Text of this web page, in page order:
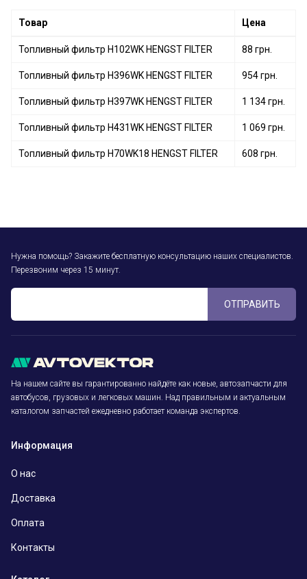
Товар Цена
Топливный фильтр H102WK HENGST FILTER 88 грн.
Топливный фильтр H396WK HENGST FILTER 954 грн.
Топливный фильтр H397WK HENGST FILTER 1 134 грн.
Топливный фильтр H431WK HENGST FILTER 1 069 грн.
Топливный фильтр H70WK18 HENGST FILTER 608 грн.
Нужна помощь? Закажите бесплатную консультацию наших специалистов.
Перезвоним через 15 минут.
ОТПРАВИТЬ
На нашем сайте вы гарантированно найдёте как новые, автозапчасти для
автобусов, грузовых и легковых машин. Над правильным и актуальным
каталогом запчастей ежедневно работает команда экспертов.
Информация
О нас
Доставка
Оплата
Контакты